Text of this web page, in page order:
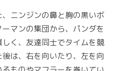
ニンジンの鼻と胸の黒いボ
マンの集団から、パンダを
く、友達同士でタイムを競
は、右を向いたり、左を向